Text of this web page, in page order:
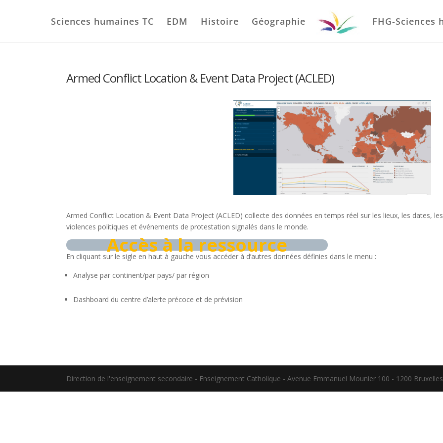
Sciences humaines TC EDM Histoire Géographie FHG-Sciences
Armed Conflict Location & Event Data Project (ACLED)
Armed Conflict Location & Event Data Project (ACLED) collecte des données en temps réel sur les lieux, les dates,
violences politiques et événements de protestation signalés dans le monde.
Accès à la ressource
En cliquant sur le sigle en haut à gauche vous accéder à d’autres données définies dans le menu :
Analyse par continent/par pays/ par région
Dashboard du centre d’alerte précoce et de prévision
Direction de l'enseignement secondaire - Enseignement Catholique - Avenue Emmanuel Mounier 100 - 1200